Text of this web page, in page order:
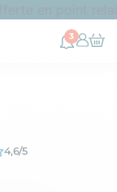
3
4,6/5